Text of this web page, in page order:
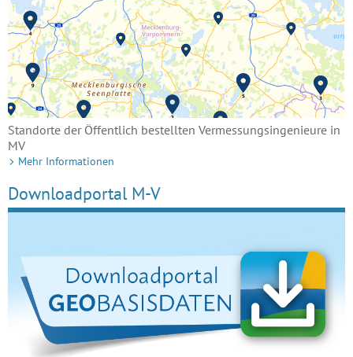
Standorte der Öffentlich bestellten Vermessungsingenieure in
MV
Mehr Informationen
Downloadportal M-V